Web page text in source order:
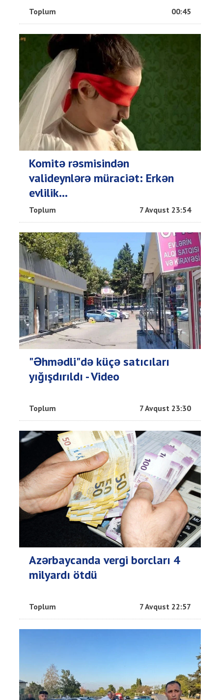
Toplum 00:45
Komitə rəsmisindən
valideynlərə müraciət: Erkən
evlilik...
Toplum 7 Avqust 23:54
"Əhmədli"də küçə satıcıları
yığışdırıldı - Video
Toplum 7 Avqust 23:30
Azərbaycanda vergi borcları 4
milyardı ötdü
Toplum 7 Avqust 22:57